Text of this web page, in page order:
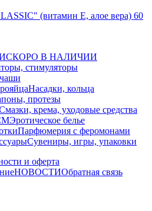
(витамин Е, алое вера) 60
СКОРО В НАЛИЧИИ
стимуляторы
Насадки, кольца
протезы
крема, уходовые средства
Эротическое белье
Парфюмерия с феромонами
Сувениры, игры, упаковки
и оферта
НОВОСТИОбратная связь